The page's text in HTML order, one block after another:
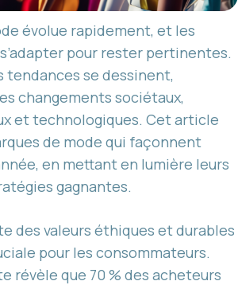
évolue rapidement, et les
pour rester pertinentes.
tendances se dessinent,
changements sociétaux,
et technologiques. Cet article
de mode qui façonnent
en mettant en lumière leurs
gagnantes.
des valeurs éthiques et durables
pour les consommateurs.
révèle que 70 % des acheteurs